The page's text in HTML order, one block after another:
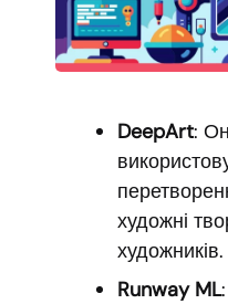
DeepArt:
художні
художників.
Runway ML